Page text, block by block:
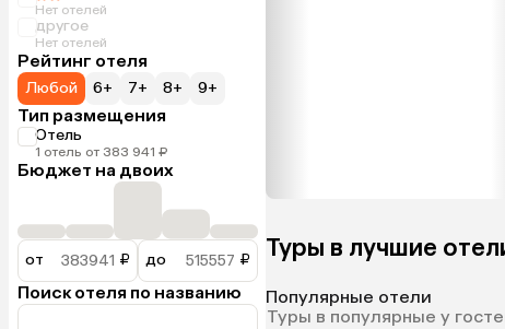
Нет отелей
другое
Нет отелей
Рейтинг отеля
Любой 6+ 7+ 8+ 9+
Тип размещения
Отель
1 отель от 383 941 ₽
Бюджет на двоих
от ₽ до ₽
Поиск отеля по названию
Туры в лучшие
Популярные отели
Туры в популярные у